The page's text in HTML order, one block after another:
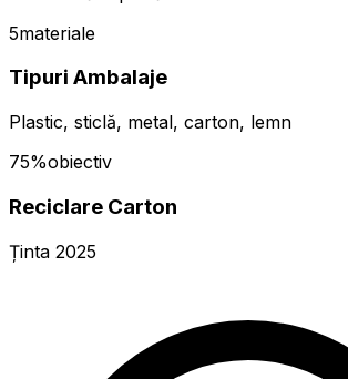
5materiale
Tipuri Ambalaje
Plastic, sticlă, metal, carton, lemn
75%obiectiv
Reciclare Carton
Ținta 2025